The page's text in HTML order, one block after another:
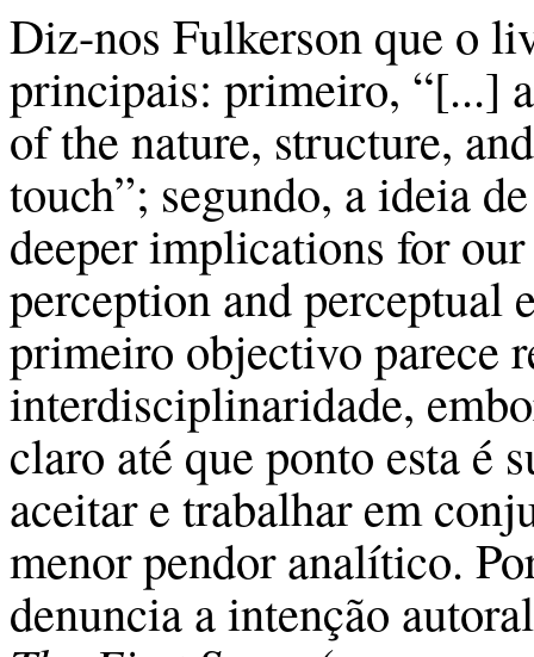
Diz-nos Fulkerson que o
principais: primeiro, “[...]
of the nature, structure,
touch”; segundo, a ideia
deeper implications for
perception and perceptual
primeiro objectivo parece
interdisciplinaridade,
claro até que ponto esta é
aceitar e trabalhar em
menor pendor analítico.
denuncia a intenção